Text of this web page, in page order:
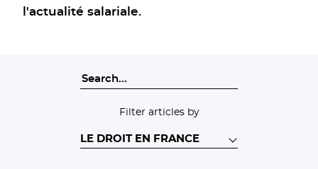
l'actualité salariale.
Filter articles by